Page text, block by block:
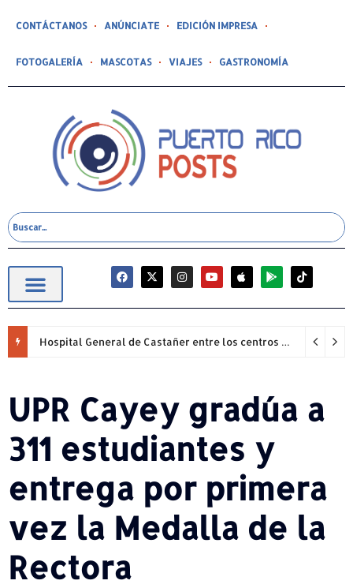
CONTÁCTANOS ANÚNCIATE EDICIÓN IMPRESA
FOTOGALERÍA MASCOTAS VIAJES GASTRONOMÍA
Hospital General de Castañer entre los centros de salud comunitarios con mejor desempeño clínico de Estados Unidos
UPR Cayey gradúa a
311 estudiantes y
entrega por primera
vez la Medalla de la
Rectora